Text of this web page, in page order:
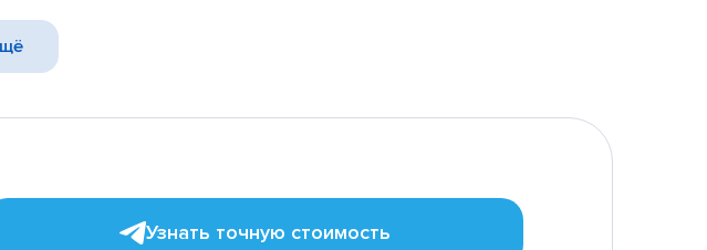
Узнать точную стоимость